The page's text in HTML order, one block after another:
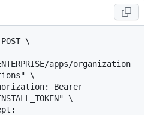
\
apps/organization
\
\